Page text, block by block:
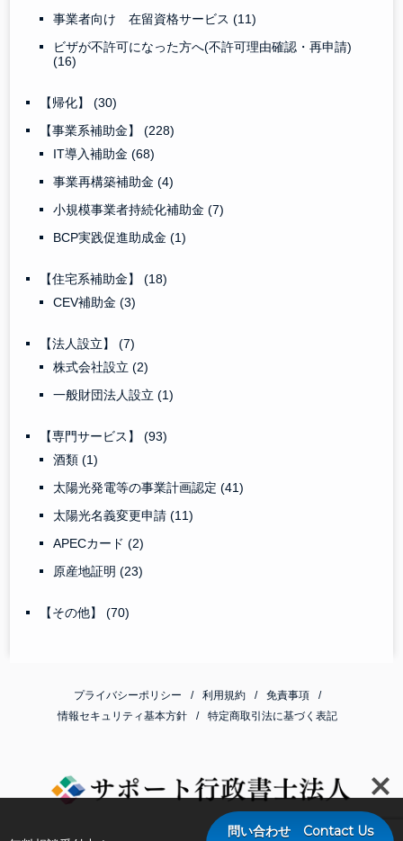
事業者向け 在留資格サービス(11)
ビザが不許可になった方へ(不許可理由確認・再申請)
(16)
【帰化】(30)
【事業系補助金】(228)
IT導入補助金(68)
事業再構築補助金(4)
小規模事業者持続化補助金(7)
BCP実践促進助成金(1)
【住宅系補助金】(18)
CEV補助金(3)
【法人設立】(7)
株式会社設立(2)
一般財団法人設立(1)
【専門サービス】(93)
酒類(1)
太陽光発電等の事業計画認定(41)
太陽光名義変更申請(11)
APECカード(2)
原産地証明(23)
【その他】(70)
プライバシーポリシー 利用規約
免責事項
情報セキュリティ基本方針
特定商取引法に基づく表記
問い合わせ Contact Us